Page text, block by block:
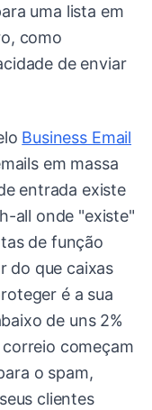
uma lista em
como
de enviar
Business Email
em massa
entrada existe
all onde "existe"
de função
do que caixas
é a sua
de uns 2%
começam
o spam,
clientes